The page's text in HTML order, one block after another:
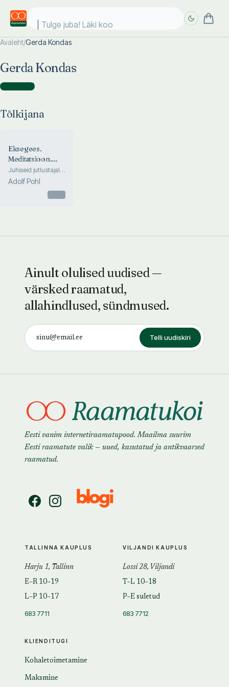
Tulge juba! Läki kool
Avaleht/Gerda Kondas
Gerda Kondas
Tõlkijana )
Tõlkijana
Eksegees.
Meditatsioon.
Kontseptsioon
Juhiseid jutlustajale
Jumala sõna
kuulutamisel
Adolf Pohl
Ainult olulised uudised —
värsked raamatud,
allahindlused, sündmused.
Telli uudiskiri
Eesti vanim internetiraamatupood. Maailma suurim
Eesti raamatute valik — uued, kasutatud ja antikvaarsed
raamatud.
KLIENDITUGI
Kohaletoimetamine
Maksmine
TALLINNA KAUPLUS
Harju 1, Tallinn
E–R 10–19
L–P 10–17
683 7711
VILJANDI KAUPLUS
Lossi 28, Viljandi
T–L 10–18
P–E suletud
683 7712